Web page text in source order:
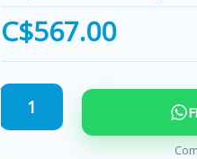
C$567.00
Posavasos
Corcho